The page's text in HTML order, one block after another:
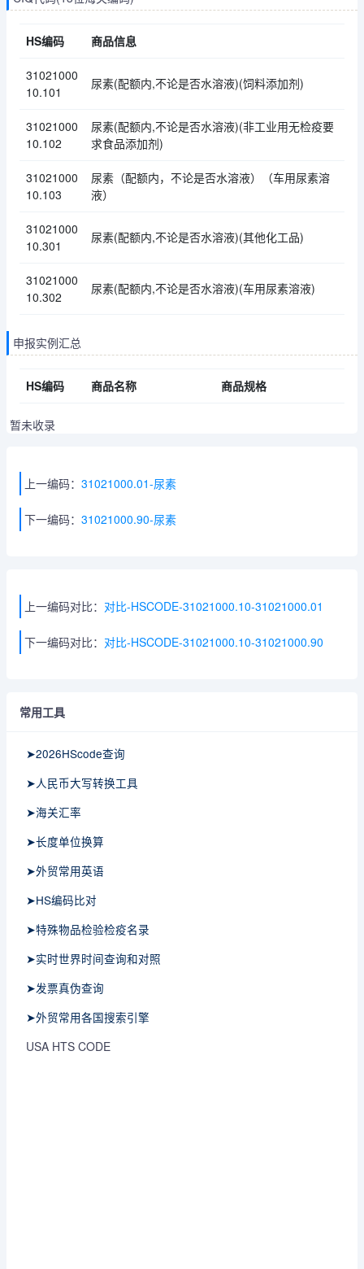
HS编码 商品信息
31021000
10.101
尿素(配额内,不论是否水溶液)(饲料添加剂)
31021000
10.102
尿素(配额内,不论是否水溶液)(非工业用无检疫要
求食品添加剂)
31021000
10.103
尿素（配额内，不论是否水溶液）（车用尿素溶
液）
31021000
10.301
尿素(配额内,不论是否水溶液)(其他化工品)
31021000
10.302
尿素(配额内,不论是否水溶液)(车用尿素溶液)
申报实例汇总
HS编码 商品名称 商品规格
暂未收录
上一编码： 31021000.01-尿素
下一编码： 31021000.90-尿素
上一编码对比： 对比-HSCODE-31021000.10-31021000.01
下一编码对比： 对比-HSCODE-31021000.10-31021000.90
常用工具
➤2026HScode查询
➤人民币大写转换工具
➤海关汇率
➤长度单位换算
➤外贸常用英语
➤HS编码比对
➤特殊物品检验检疫名录
➤实时世界时间查询和对照
➤发票真伪查询
➤外贸常用各国搜索引擎
USA HTS CODE